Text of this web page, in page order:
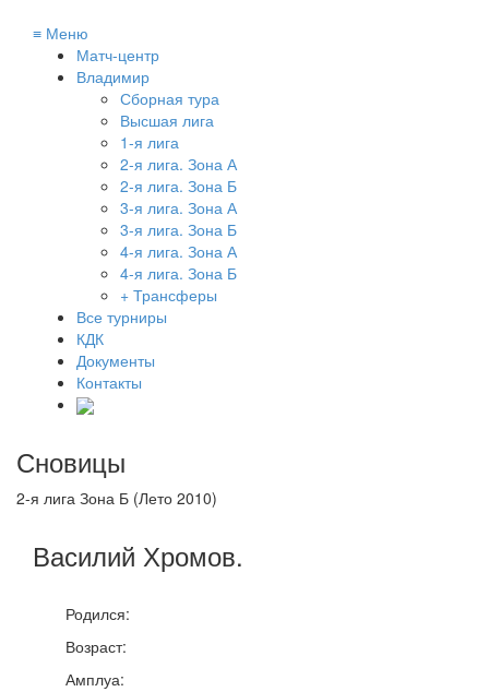
≡ Меню
Матч-центр
Владимир
Сборная тура
Высшая лига
1-я лига
2-я лига. Зона А
2-я лига. Зона Б
3-я лига. Зона А
3-я лига. Зона Б
4-я лига. Зона А
4-я лига. Зона Б
+ Трансферы
Все турниры
КДК
Документы
Контакты
Сновицы
2-я лига Зона Б (Лето 2010)
Василий Хромов.
Родился:
Возраст:
Амплуа: